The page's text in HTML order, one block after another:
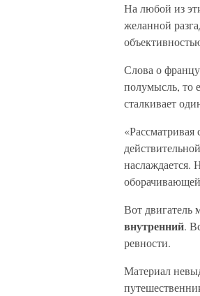
На любой из
желанной
Слова о
полумысль, то
сталкивает
«Рассматривая
наслаждается.
Вот двигатель
внутренний.
ревности.
Материал